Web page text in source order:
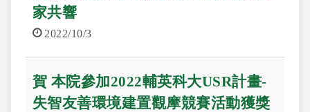
家共響
2022/10/3
賀 本院參加2022輔英科大USR計畫-
失智友善環境建置觀摩競賽活動獲獎